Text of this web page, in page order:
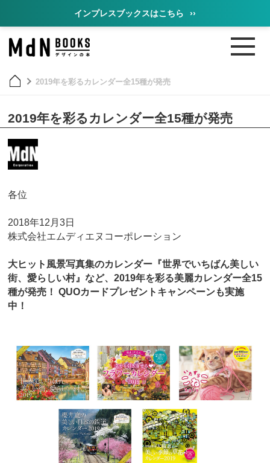
インプレスブックスはこちら ››
2019年を彩るカレンダー全15種が発売
2019年を彩るカレンダー全15種が発売
各位
2018年12月3日
株式会社エムディエヌコーポレーション
大ヒット風景写真集のカレンダー『世界でいちばん美しい
街、愛らしい村』など、2019年を彩る美麗カレンダー全15
種が発売！ QUOカードプレゼントキャンペーンも実施
中！